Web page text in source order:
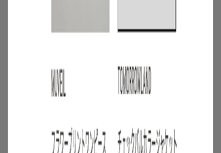
コーディネート / アイテム
【甘シャツ・ブラウス100選】大人可愛い
2026.07.16